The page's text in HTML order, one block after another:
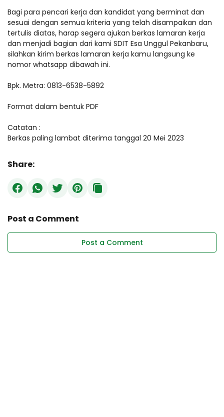
Bagi para pencari kerja dan kandidat yang berminat dan
sesuai dengan semua kriteria yang telah disampaikan dan
tertulis diatas, harap segera ajukan berkas lamaran kerja
dan menjadi bagian dari kami SDIT Esa Unggul Pekanbaru,
silahkan kirim berkas lamaran kerja kamu langsung ke
nomor whatsapp dibawah ini.
Bpk. Metra: 0813-6538-5892
Format dalam bentuk PDF
Catatan :
Berkas paling lambat diterima tanggal 20 Mei 2023
Share:
Post a Comment
Post a Comment